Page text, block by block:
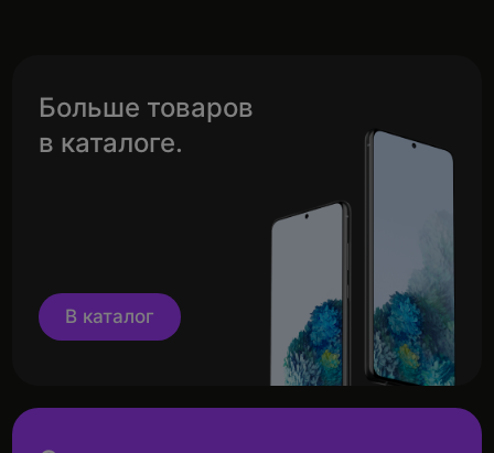
Больше товаров
в каталоге.
В каталог